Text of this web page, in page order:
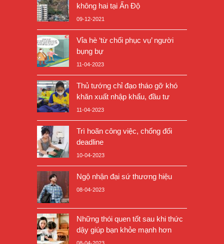
không hai tại Ấn Độ
09-12-2021
Vỉa hè ‘từ chối phục vụ’ người
bụng bự
11-04-2023
Thủ tướng chỉ đạo tháo gỡ khó
khăn xuất nhập khẩu, đầu tư
11-04-2023
Trì hoãn công việc, chống đối
deadline
10-04-2023
Ngộ nhận đại sứ thương hiệu
08-04-2023
Những thói quen tốt sau khi thức
dậy giúp bạn khỏe mạnh hơn
08-04-2023